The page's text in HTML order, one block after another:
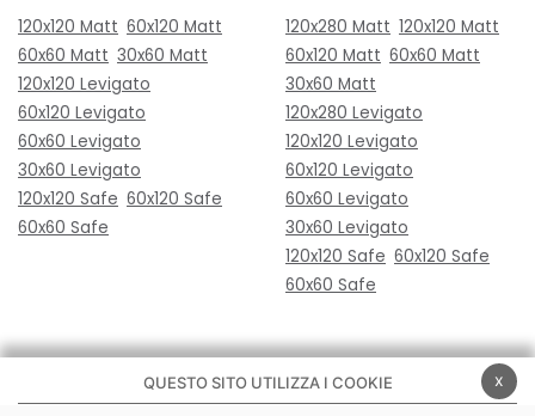
120x120 Matt 60x120 Matt
60x60 Matt 30x60 Matt
120x120 Levigato
60x120 Levigato
60x60 Levigato
30x60 Levigato
120x120 Safe 60x120 Safe
60x60 Safe
120x280 Matt 120x120 Matt
60x120 Matt 60x60 Matt
30x60 Matt
120x280 Levigato
120x120 Levigato
60x120 Levigato
60x60 Levigato
30x60 Levigato
120x120 Safe 60x120 Safe
60x60 Safe
x
QUESTO SITO UTILIZZA I COOKIE